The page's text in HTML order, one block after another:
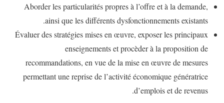
Aborder les particularités propres à l’offre et à la demande,
ainsi que les différents dysfonctionnements existants.
Évaluer des stratégies mises en œuvre, exposer les principaux
enseignements et procèder à la proposition de
recommandations, en vue de la mise en œuvre de mesures
permettant une reprise de l’activité économique génératrice
d’emplois et de revenus.